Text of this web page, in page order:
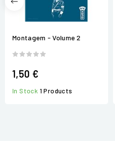
Montagem - Volume 2
1,50 €
In Stock 1 Products